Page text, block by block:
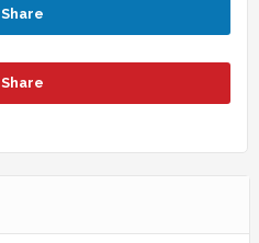
Share
Share